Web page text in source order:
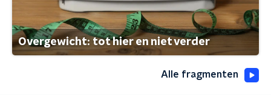
Overgewicht: tot hier en niet verder
Alle fragmenten